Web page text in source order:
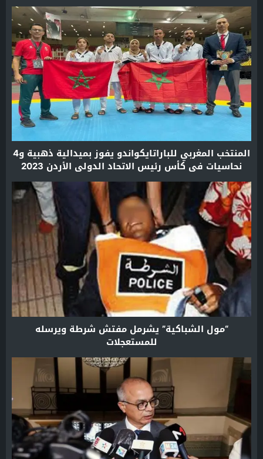
المنتخب المغربي للباراتايكواندو يفوز بميدالية ذهبية و4
نحاسيات في كأس رئيس الاتحاد الدولي الأردن 2023
“مول الشباكية” يشرمل مفتش شرطة ويرسله
للمستعجلات